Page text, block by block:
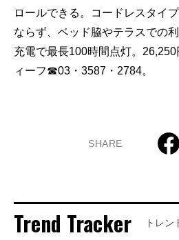
ロールできる。コードレスタイ
ならず、ベッド脇やテラスでの
充電で最長100時間点灯。
ィーフ☎03・3587・2784。
SHARE
Trend Tracker トレン